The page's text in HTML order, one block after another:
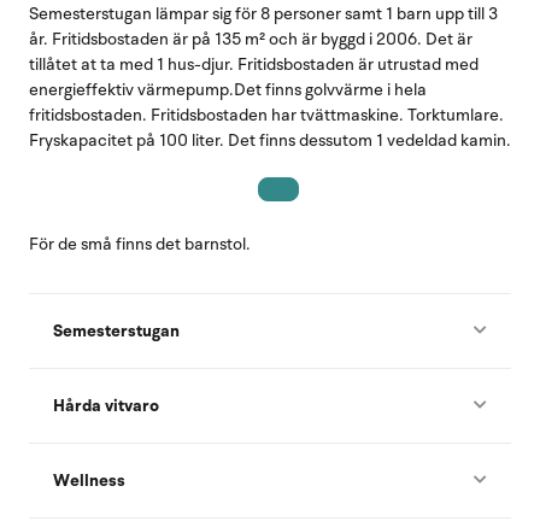
Semesterstugan lämpar sig för 8 personer samt 1 barn upp till 3
år. Fritidsbostaden är på 135 m² och är byggd i 2006. Det är
tillåtet at ta med 1 hus-djur. Fritidsbostaden är utrustad med
energieffektiv värmepump.Det finns golvvärme i hela
fritidsbostaden. Fritidsbostaden har tvättmaskine. Torktumlare.
Fryskapacitet på 100 liter. Det finns dessutom 1 vedeldad kamin.
För de små finns det barnstol.
Semesterstugan
Hårda vitvaro
Wellness